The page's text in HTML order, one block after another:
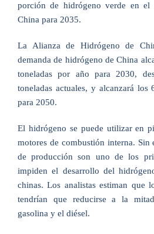
porción de hidrógeno verde en el
China para 2035.
La Alianza de Hidrógeno de
demanda de hidrógeno de China
toneladas por año para 2030,
toneladas actuales, y alcanzará los
para 2050.
El hidrógeno se puede utilizar en
motores de combustión interna. Sin
de producción son uno de los
impiden el desarrollo del
chinas. Los analistas estiman que
tendrían que reducirse a la
gasolina y el diésel.